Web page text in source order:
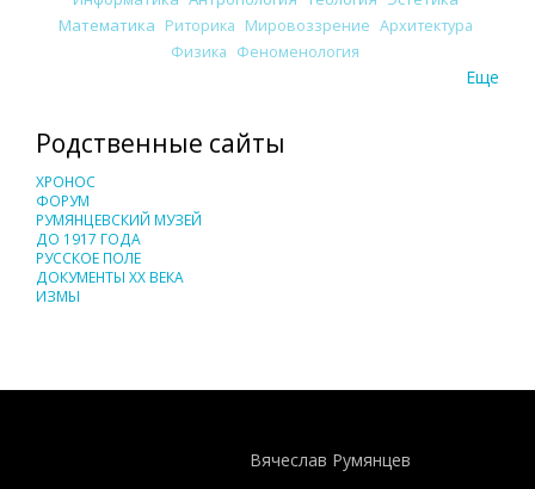
Математика Риторика Мировоззрение Архитектура
Физика Феноменология
Еще
Родственные сайты
ХРОНОС
ФОРУМ
РУМЯНЦЕВСКИЙ МУЗЕЙ
ДО 1917 ГОДА
РУССКОЕ ПОЛЕ
ДОКУМЕНТЫ XX ВЕКА
ИЗМЫ
Вячеслав Румянцев